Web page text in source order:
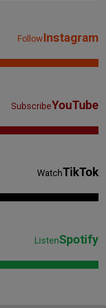
FollowInstagram
SubscribeYouTube
WatchTikTok
ListenSpotify